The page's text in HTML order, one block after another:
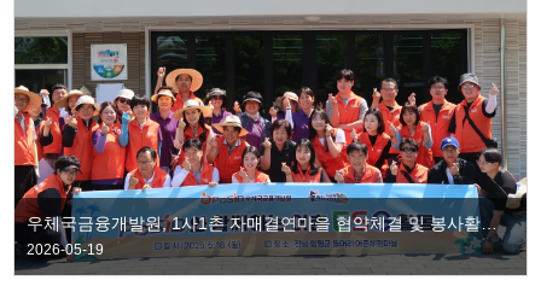
우체국금융개발원, 1사1촌 자매결연마을 협약체결 및 봉사활동 실시
2026-05-19